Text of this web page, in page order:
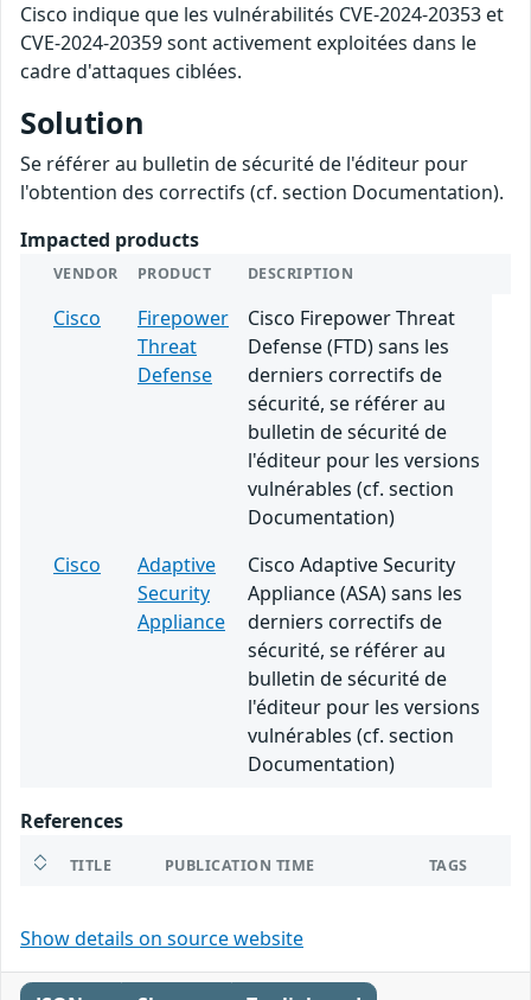
Cisco indique que les vulnérabilités CVE-2024-20353 et
CVE-2024-20359 sont activement exploitées dans le
cadre d'attaques ciblées.
Solution
Se référer au bulletin de sécurité de l'éditeur pour
l'obtention des correctifs (cf. section Documentation).
Impacted products
VENDOR PRODUCT DESCRIPTION
Cisco
Firepower
Threat
Defense
Cisco Firepower Threat
Defense (FTD) sans les
derniers correctifs de
sécurité, se référer au
bulletin de sécurité de
l'éditeur pour les versions
vulnérables (cf. section
Documentation)
Cisco
Adaptive
Security
Appliance
Cisco Adaptive Security
Appliance (ASA) sans les
derniers correctifs de
sécurité, se référer au
bulletin de sécurité de
l'éditeur pour les versions
vulnérables (cf. section
Documentation)
References
TITLE PUBLICATION TIME TAGS
Show details on source website